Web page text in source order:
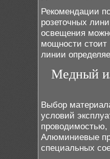
Рекомендации
розеточных
освещения
мощности стоит
линии
Медный
Выбор
условий
проводимостью,
Алюминиевые
специальных